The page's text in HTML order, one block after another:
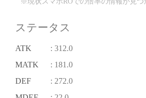
ステータス
ATK
: 312.0
MATK
: 181.0
DEF
: 272.0